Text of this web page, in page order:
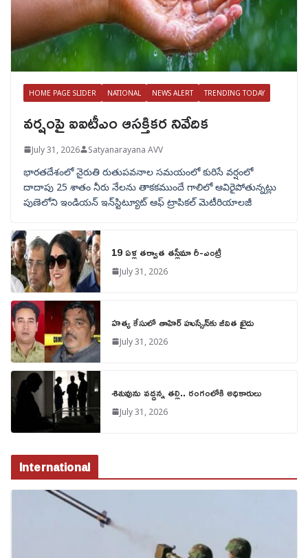
HOME PAGE SLIDER NATIONAL NEWS ALERT TRENDING TODAY
వర్షంపై ఐఐటీఎం ఆసక్తికర నివేదిక
July 31, 2026 Satyanarayana AVV
భారతదేశంలో నైరుతి రుతుపవనాల సమయంలో కురిసే వర్షంలో
దాదాపు 25 శాతం నీరు నేలను తాకకముందే గాలిలో ఆవిరైపోతున్నట్లు
పుణెలోని ఇండియన్ ఇన్‌స్టిట్యూట్ ఆఫ్ ట్రాపికల్ మెటీరియాలజీ
19 ఏళ్ల తర్వాత తస్లీమా రీ-ఎంట్రీ
July 31, 2026
హత్య కేసులో తాహిర్ హుస్సేన్‌కు జీవిత ఖైదు
July 31, 2026
శిశువును వద్దన్న తల్లి.. రంగంలోకి అధికారులు
July 31, 2026
International